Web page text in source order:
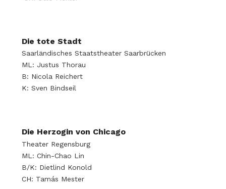
Die tote Stadt
Saarländisches Staatstheater Saarbrücken
ML: Justus Thorau
B: Nicola Reichert
K: Sven Bindseil
Die Herzogin von Chicago
Theater Regensburg
ML: Chin-Chao Lin
B/K: Dietlind Konold
CH: Tamás Mester